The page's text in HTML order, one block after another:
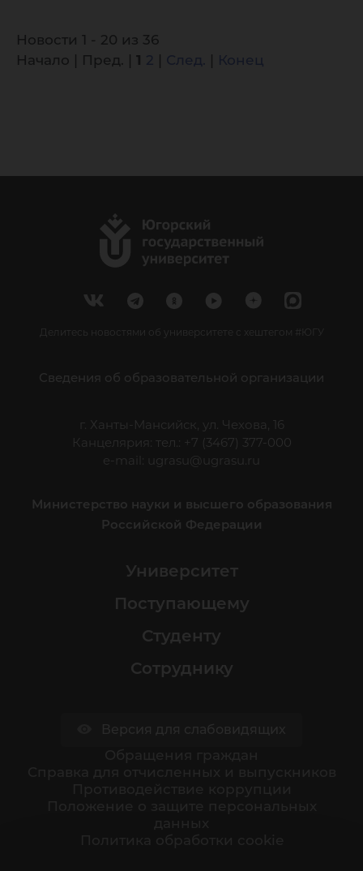
Новости 1 - 20 из 36
Начало | Пред. | 1 2 След. Конец
Делитесь новостями об университете с хештегом #ЮГУ
Сведения об образовательной организации
г. Ханты-Мансийск, ул. Чехова, 16
Канцелярия: тел.: +7 (3467) 377-000
e-mail:
ugrasu@ugrasu.ru
Министерство науки и высшего образования
Российской Федерации
Университет
Поступающему
Студенту
Сотруднику